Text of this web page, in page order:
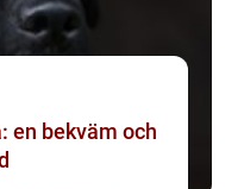
en bekväm och